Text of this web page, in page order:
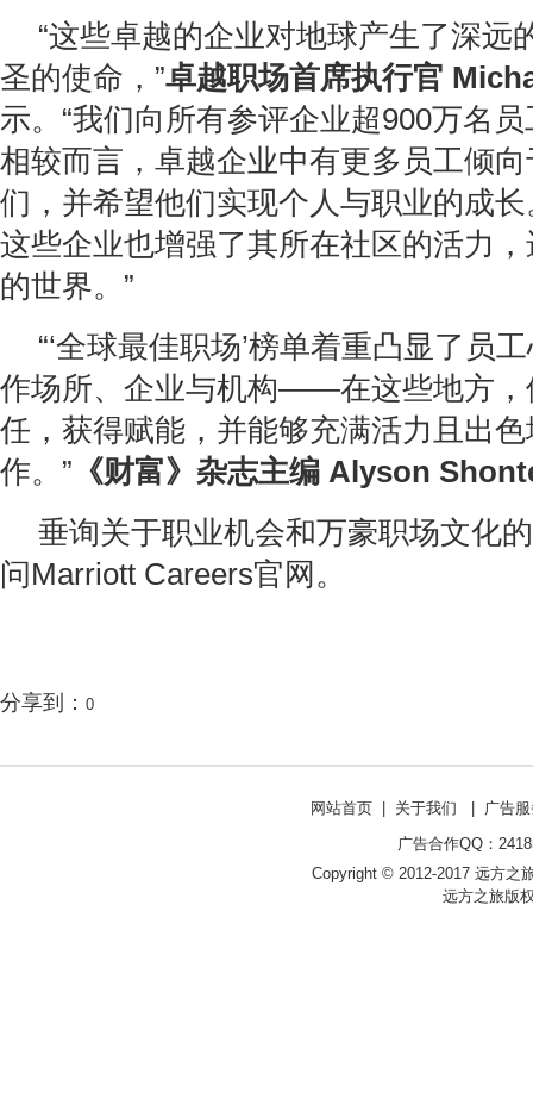
“这些卓越的企业对地球产生了深远
圣的使命，”卓越职场首席执行官
示。“我们向所有参评企业超900万名
相较而言，卓越企业中有更多员工倾
们，并希望他们实现个人与职业的成
这些企业也增强了其所在社区的活力
的世界。”
“‘全球最佳职场’榜单着重凸显了员
作场所、企业与机构——在这些地方，
任，获得赋能，并能够充满活力且出
作。” 《财富》杂志主编 Alyson
垂询关于职业机会和万豪职场文化
问Marriott Careers官网。
分享到： 0
网站首页 关于我们
广告
广告合作QQ：
Copyright © 2012-2017 远方之
远方之旅版